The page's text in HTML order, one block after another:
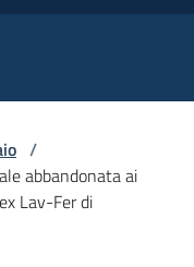
/
abbandonata ai
Lav-Fer di